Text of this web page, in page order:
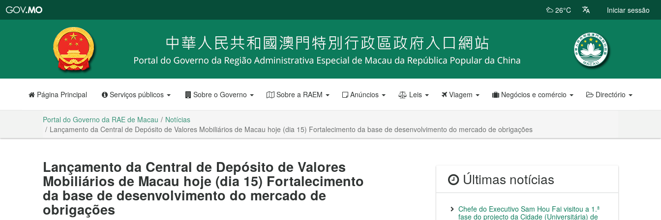
RAE
de
Macau
26°C Iniciar sessão
Página Principal Serviços públicos Sobre o Governo Sobre a RAEM Anúncios Leis Viagem Negócios e comércio Directório
Portal do Governo da RAE de Macau
Notícias
Lançamento da Central de Depósito de Valores Mobiliários de Macau hoje (dia 15) Fortalecimento da base de desenvolvimento do mercado de obrigações
Lançamento da Central de Depósito de Valores
Mobiliários de Macau hoje (dia 15) Fortalecimento
da base de desenvolvimento do mercado de
obrigações
Últimas notícias
Chefe do Executivo Sam Hou Fai visitou a 1.ª
fase do projecto da Cidade (Universitária) de